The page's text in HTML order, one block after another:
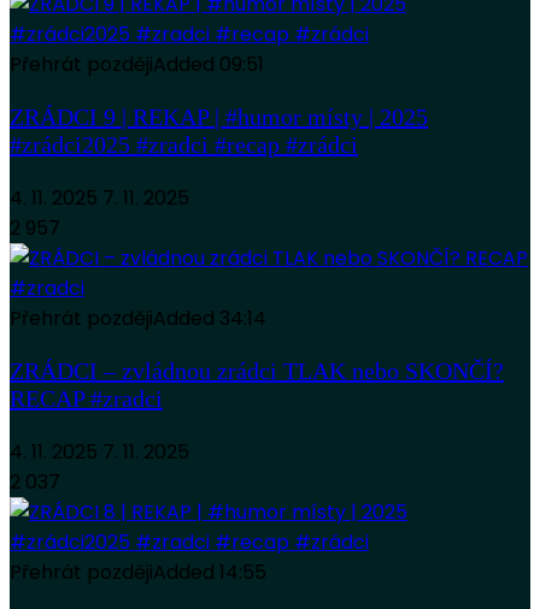
Přehrát pozdějiAdded 09:51
ZRÁDCI 9 | REKAP | #humor místy | 2025
#zrádci2025 #zradci #recap #zrádci
4. 11. 2025 7. 11. 2025
2 957
Přehrát pozdějiAdded 34:14
ZRÁDCI – zvládnou zrádci TLAK nebo SKONČÍ?
RECAP #zradci
4. 11. 2025 7. 11. 2025
2 037
Přehrát pozdějiAdded 14:55